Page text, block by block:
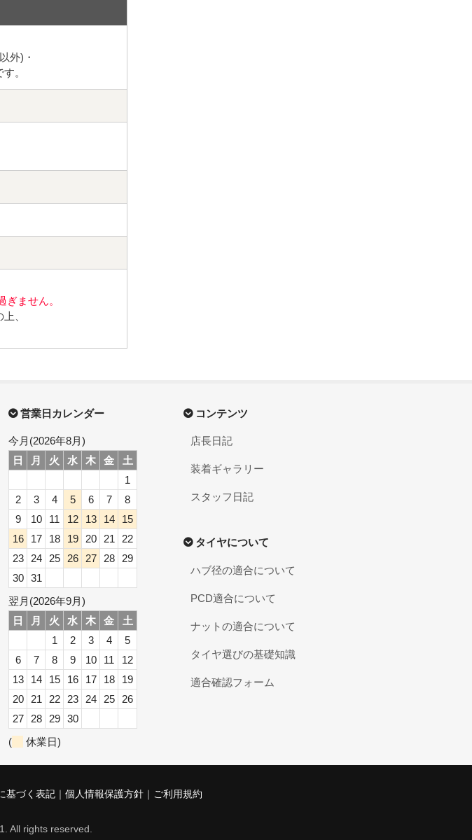
外)・
。
ません。
、
コンテンツ
店長日記
装着ギャラリー
スタッフ日記
タイヤについて
ハブ径の適合について
PCD適合について
ナットの適合について
タイヤ選びの基礎知識
適合確認フォーム
営業日カレンダー
今月(2026年8月)
日
月 火 水 木 金
土
1
2
3 4 5 6 7
8
9
10 11 12 13 14
15
16
17 18 19 20 21
22
23
24 25 26 27 28
29
30
31
翌月(2026年9月)
日
月 火 水 木 金
土
1
2 3 4
5
6
7 8 9 10 11
12
13
14 15 16 17 18
19
20
21 22 23 24 25
26
27
28 29
30
(
休業日)
基づく表記 個人情報保護方針 ご利用規約
All rights reserved.